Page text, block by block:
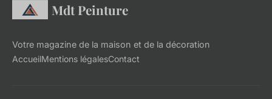
Mdt Peinture
Votre magazine de la maison et de la décoration
AccueilMentions légalesContact